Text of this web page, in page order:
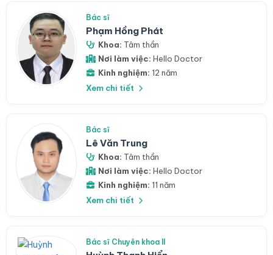
Bác sĩ
Phạm Hồng Phát
Khoa: Tâm thần
Nơi làm việc: Hello Doctor
Kinh nghiệm: 12 năm
Xem chi tiết
Bác sĩ
Lê Văn Trung
Khoa: Tâm thần
Nơi làm việc: Hello Doctor
Kinh nghiệm: 11 năm
Xem chi tiết
Bác sĩ Chuyên khoa II